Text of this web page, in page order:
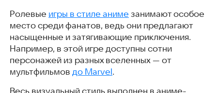
Ролевые игры в стиле аниме занимают особое
место среди фанатов, ведь они предлагают
насыщенные и затягивающие приключения.
Например, в этой игре доступны сотни
персонажей из разных вселенных — от
мультфильмов до Marvel.
Весь визуальный стиль выполнен в аниме-